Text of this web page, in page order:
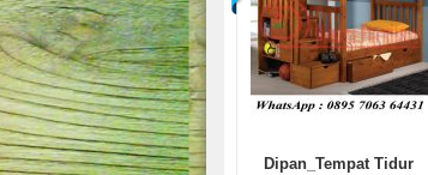
Dipan_Tempat Tidur